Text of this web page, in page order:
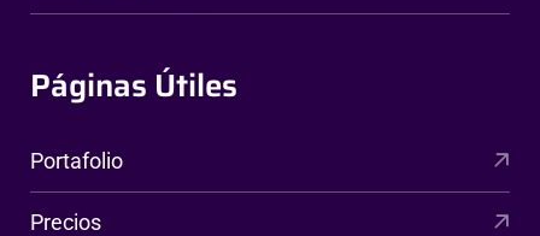
Páginas Útiles
Portafolio
Precios